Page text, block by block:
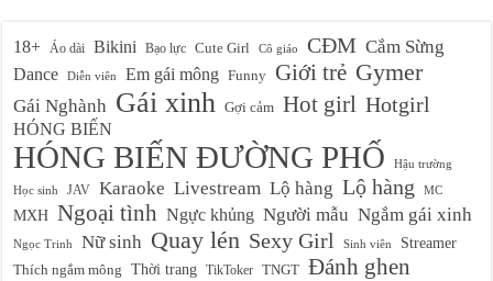
18+ Áo dài Bikini Bạo lực Cute Girl Cô giáo CĐM Cắm Sừng
Dance Diễn viên Em gái mông Funny Giới trẻ Gymer
Gái Nghành Gái xinh Gợi cảm Hot girl Hotgirl
HÓNG BIẾN
HÓNG BIẾN ĐƯỜNG PHỐ
Hậu trường
Học sinh
JAV Karaoke Livestream Lộ hàng Lộ hàng MC
MXH Ngoại tình Ngực khủng Người mẫu Ngắm gái xinh
Ngọc Trinh Nữ sinh Quay lén Sexy Girl Sinh viên Streamer
Thích ngắm mông Thời trang TikToker TNGT Đánh ghen